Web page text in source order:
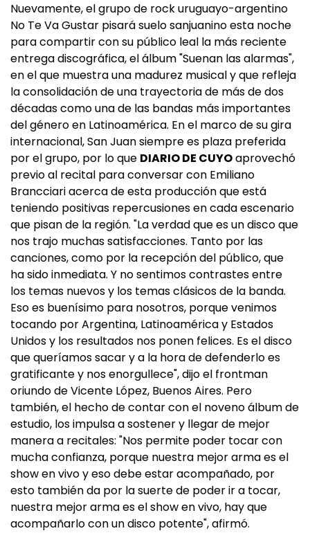
Nuevamente, el grupo de rock uruguayo-argentino
No Te Va Gustar pisará suelo sanjuanino esta noche
para compartir con su público leal la más reciente
entrega discográfica, el álbum "Suenan las alarmas",
en el que muestra una madurez musical y que refleja
la consolidación de una trayectoria de más de dos
décadas como una de las bandas más importantes
del género en Latinoamérica. En el marco de su gira
internacional, San Juan siempre es plaza preferida
por el grupo, por lo que DIARIO DE CUYOaprovechó
previo al recital para conversar con Emiliano
Brancciari acerca de esta producción que está
teniendo positivas repercusiones en cada escenario
que pisan de la región. "La verdad que es un disco que
nos trajo muchas satisfacciones. Tanto por las
canciones, como por la recepción del público, que
ha sido inmediata. Y no sentimos contrastes entre
los temas nuevos y los temas clásicos de la banda.
Eso es buenísimo para nosotros, porque venimos
tocando por Argentina, Latinoamérica y Estados
Unidos y los resultados nos ponen felices. Es el disco
que queríamos sacar y a la hora de defenderlo es
gratificante y nos enorgullece", dijo el frontman
oriundo de Vicente López, Buenos Aires. Pero
también, el hecho de contar con el noveno álbum de
estudio, los impulsa a sostener y llegar de mejor
manera a recitales: "Nos permite poder tocar con
mucha confianza, porque nuestra mejor arma es el
show en vivo y eso debe estar acompañado, por
esto también da por la suerte de poder ir a tocar,
nuestra mejor arma es el show en vivo, hay que
acompañarlo con un disco potente", afirmó.